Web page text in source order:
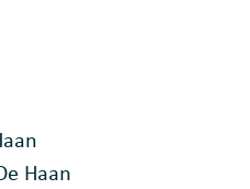
Haan